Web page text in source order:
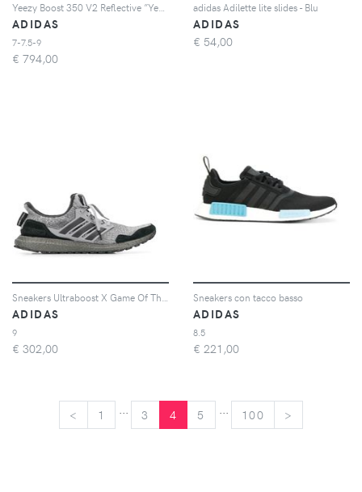
ADIDAS
7-7.5-9
€ 794,00
adidas Adilette lite slides - Blu
ADIDAS
€ 54,00
ADIDAS
9
€ 302,00
Sneakers con tacco basso
ADIDAS
8.5
€ 221,00
< 1 ... 3 4 5 ... 100 >